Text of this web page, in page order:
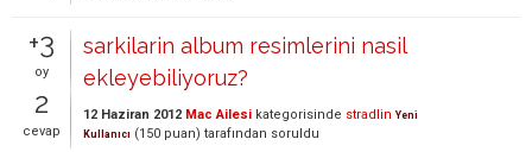
+3
oy
2
cevap
sarkilarin album resimlerini nasil
ekleyebiliyoruz?
12 Haziran 2012 Mac Ailesi kategorisinde stradlin Yeni
Kullanıcı (150 puan) tarafından soruldu